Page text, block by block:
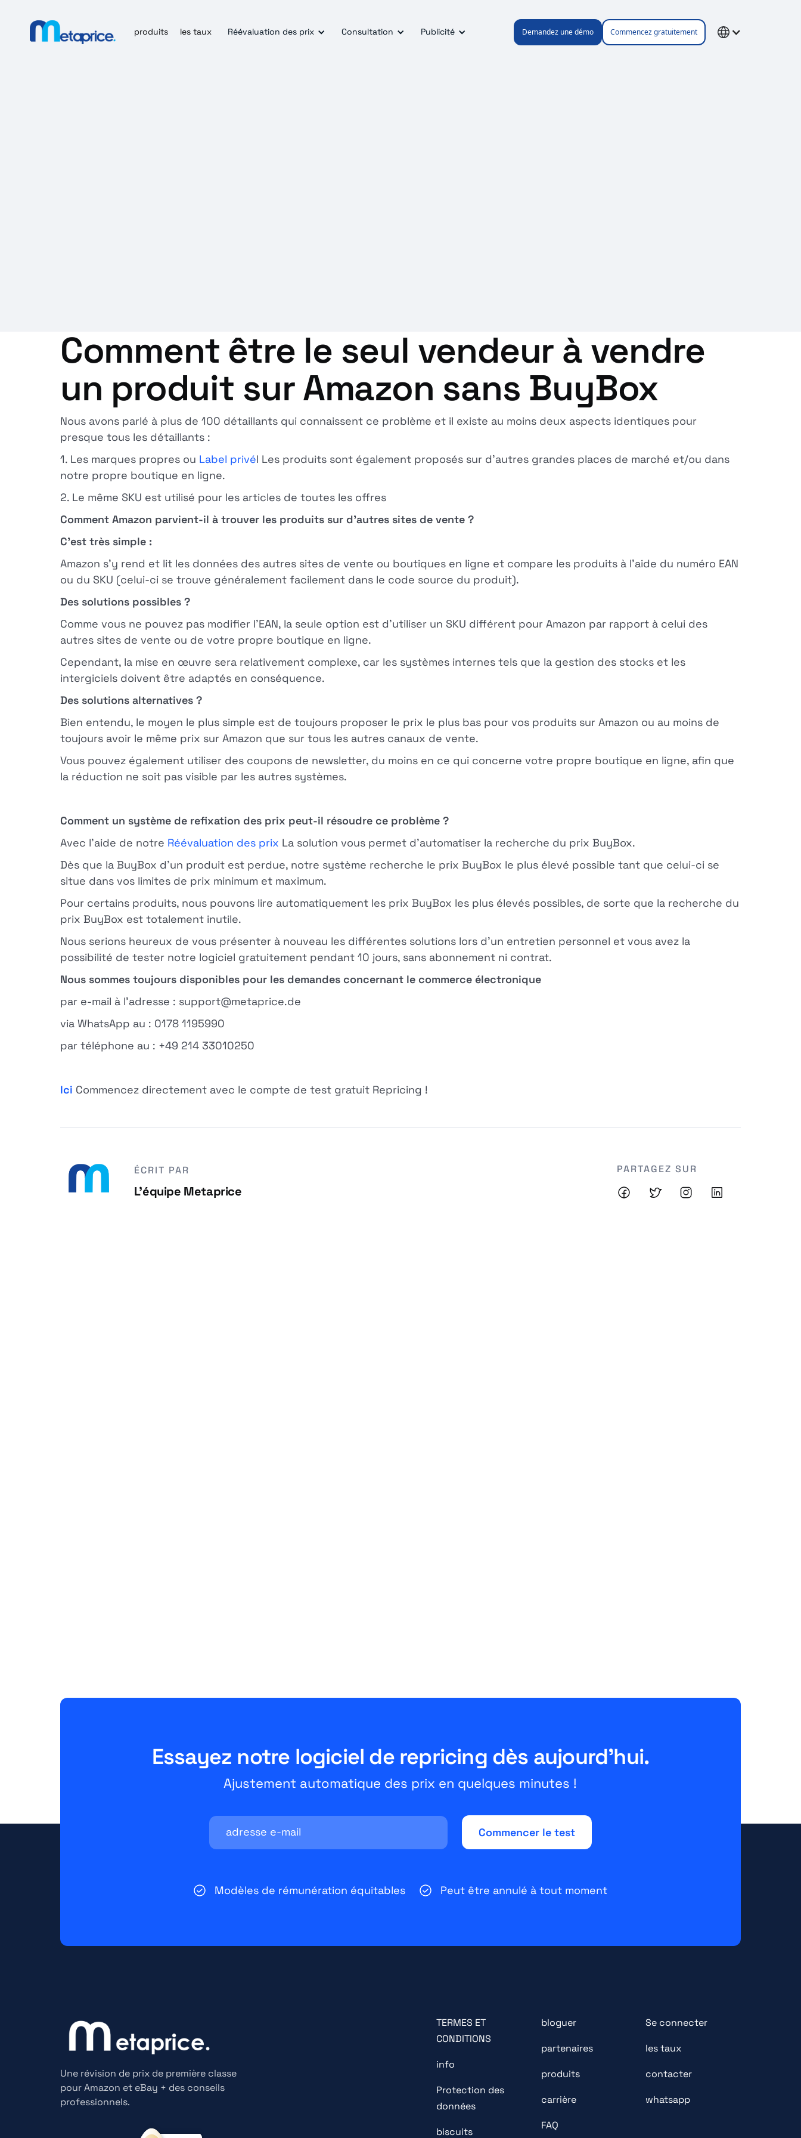
produits les taux Réévaluation des prix Consultation Publicité Demandez une démo Commencez gratuitement
Comment être le seul vendeur à vendre
un produit sur Amazon sans BuyBox
Nous avons parlé à plus de 100 détaillants qui connaissent ce problème et il existe au moins deux aspects identiques pour
presque tous les détaillants :
1. Les marques propres ou Label privél Les produits sont également proposés sur d'autres grandes places de marché et/ou dans
notre propre boutique en ligne.
2. Le même SKU est utilisé pour les articles de toutes les offres
Comment Amazon parvient-il à trouver les produits sur d'autres sites de vente ?
C'est très simple :
Amazon s'y rend et lit les données des autres sites de vente ou boutiques en ligne et compare les produits à l'aide du numéro EAN
ou du SKU (celui-ci se trouve généralement facilement dans le code source du produit).
Des solutions possibles ?
Comme vous ne pouvez pas modifier l'EAN, la seule option est d'utiliser un SKU différent pour Amazon par rapport à celui des
autres sites de vente ou de votre propre boutique en ligne.
Cependant, la mise en œuvre sera relativement complexe, car les systèmes internes tels que la gestion des stocks et les
intergiciels doivent être adaptés en conséquence.
Des solutions alternatives ?
Bien entendu, le moyen le plus simple est de toujours proposer le prix le plus bas pour vos produits sur Amazon ou au moins de
toujours avoir le même prix sur Amazon que sur tous les autres canaux de vente.
Vous pouvez également utiliser des coupons de newsletter, du moins en ce qui concerne votre propre boutique en ligne, afin que
la réduction ne soit pas visible par les autres systèmes.
Comment un système de refixation des prix peut-il résoudre ce problème ?
Avec l'aide de notre Réévaluation des prix La solution vous permet d'automatiser la recherche du prix BuyBox.
Dès que la BuyBox d'un produit est perdue, notre système recherche le prix BuyBox le plus élevé possible tant que celui-ci se
situe dans vos limites de prix minimum et maximum.
Pour certains produits, nous pouvons lire automatiquement les prix BuyBox les plus élevés possibles, de sorte que la recherche du
prix BuyBox est totalement inutile.
Nous serions heureux de vous présenter à nouveau les différentes solutions lors d'un entretien personnel et vous avez la
possibilité de tester notre logiciel gratuitement pendant 10 jours, sans abonnement ni contrat.
Nous sommes toujours disponibles pour les demandes concernant le commerce électronique
par e-mail à l'adresse : support@metaprice.de
via WhatsApp au : 0178 1195990
par téléphone au : +49 214 33010250
Ici Commencez directement avec le compte de test gratuit Repricing !
ÉCRIT PAR
L'équipe Metaprice
PARTAGEZ SUR
Essayez notre logiciel de repricing dès aujourd'hui.
Ajustement automatique des prix en quelques minutes !
Modèles de rémunération équitables Peut être annulé à tout moment
Une révision de prix de première classe
pour Amazon et eBay + des conseils
professionnels.
TERMES ET
CONDITIONS
info
Protection des
données
biscuits
bloguer
partenaires
produits
carrière
FAQ
Se connecter
les taux
contacter
whatsapp